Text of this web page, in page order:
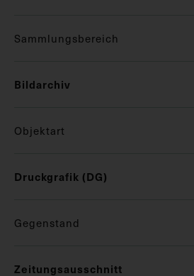
Sammlungsbereich
Bildarchiv
Objektart
Druckgrafik (DG)
Gegenstand
Zeitungsausschnitt